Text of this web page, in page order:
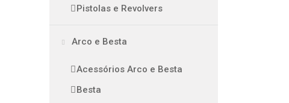
Pistolas e Revolvers
Arco e Besta
Acessórios Arco e Besta
Besta